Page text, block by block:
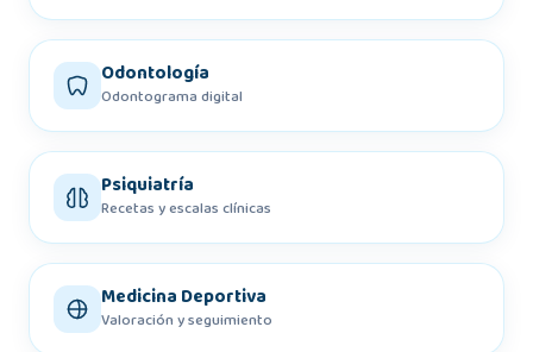
Odontología
Odontograma digital
Psiquiatría
Recetas y escalas clínicas
Medicina Deportiva
Valoración y seguimiento